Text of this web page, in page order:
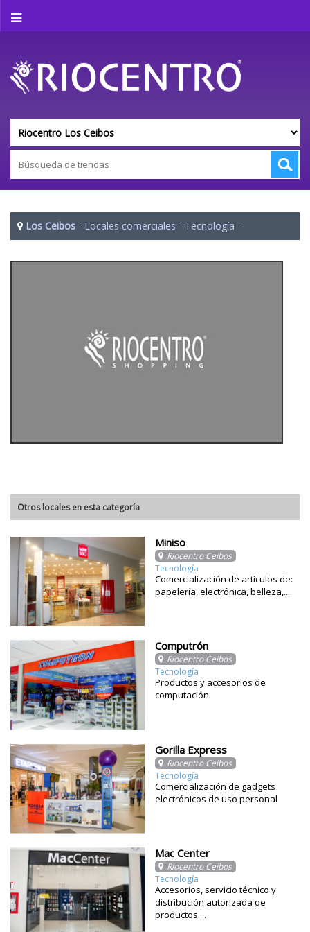
Los Ceibos - Locales comerciales - Tecnología -
Otros locales en esta categoría
Miniso
Riocentro Ceibos
Tecnología
Comercialización de artículos de:
papelería, electrónica, belleza,...
Computrón
Riocentro Ceibos
Tecnología
Productos y accesorios de
computación.
Gorilla Express
Riocentro Ceibos
Tecnología
Comercialización de gadgets
electrónicos de uso personal
Mac Center
Riocentro Ceibos
Tecnología
Accesorios, servicio técnico y
distribución autorizada de
productos ...